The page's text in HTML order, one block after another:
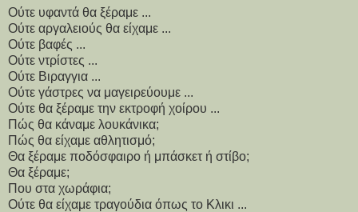
Ούτε υφαντά θα ξέραμε ...
Ούτε αργαλειούς θα είχαμε ...
Ούτε βαφές ...
Ούτε ντρίστες ...
Ούτε Βιραγγια ...
Ούτε γάστρες να μαγειρεύουμε ...
Ούτε θα ξέραμε την εκτροφή χοίρου ...
Πώς θα κάναμε λουκάνικα;
Πώς θα είχαμε αθλητισμό;
Θα ξέραμε ποδόσφαιρο ή μπάσκετ ή στίβο;
Θα ξέραμε;
Που στα χωράφια;
Ούτε θα είχαμε τραγούδια όπως το Κλικι ...